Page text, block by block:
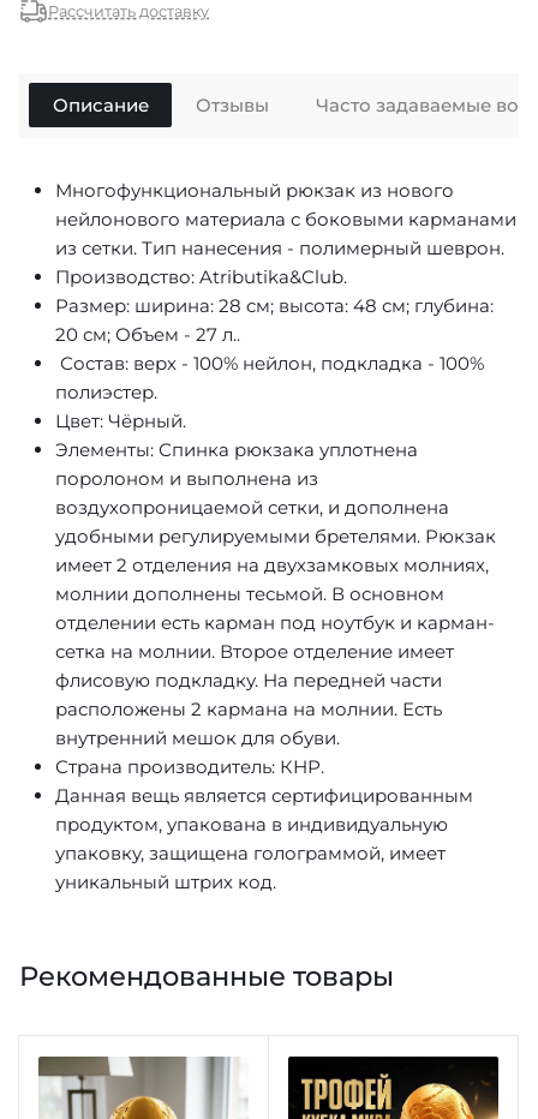
Рассчитать доставку
Описание
Многофункциональный рюкзак из нового
нейлонового материала с боковыми карманами
из сетки. Тип нанесения - полимерный шеврон.
Производство: Atributika&Club.
Размер: ширина: 28 см; высота: 48 см; глубина:
20 см; Объем - 27 л..
Состав: верх - 100% нейлон, подкладка - 100%
полиэстер.
Цвет: Чёрный.
Элементы: Спинка рюкзака уплотнена
поролоном и выполнена из
воздухопроницаемой сетки, и дополнена
удобными регулируемыми бретелями. Рюкзак
имеет 2 отделения на двухзамковых молниях,
молнии дополнены тесьмой. В основном
отделении есть карман под ноутбук и карман-
сетка на молнии. Второе отделение имеет
флисовую подкладку. На передней части
расположены 2 кармана на молнии. Есть
внутренний мешок для обуви.
Страна производитель: КНР.
Данная вещь является сертифицированным
продуктом, упакована в индивидуальную
упаковку, защищена голограммой, имеет
уникальный штрих код.
Отзывы Часто задаваемые
Рекомендованные товары